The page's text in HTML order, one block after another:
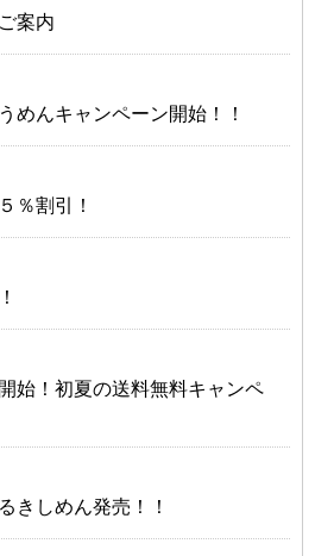
案内
めんキャンペーン開始！！
％割引！
始！初夏の送料無料キャンペ
きしめん発売！！